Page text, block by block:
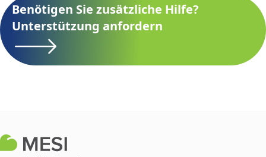
Benötigen Sie zusätzliche Hilfe?
Unterstützung anfordern